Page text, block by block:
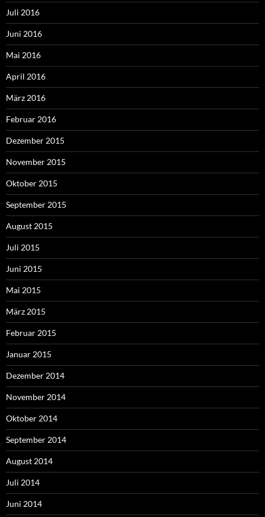
Juli 2016
Juni 2016
Mai 2016
April 2016
März 2016
Februar 2016
Dezember 2015
November 2015
Oktober 2015
September 2015
August 2015
Juli 2015
Juni 2015
Mai 2015
März 2015
Februar 2015
Januar 2015
Dezember 2014
November 2014
Oktober 2014
September 2014
August 2014
Juli 2014
Juni 2014